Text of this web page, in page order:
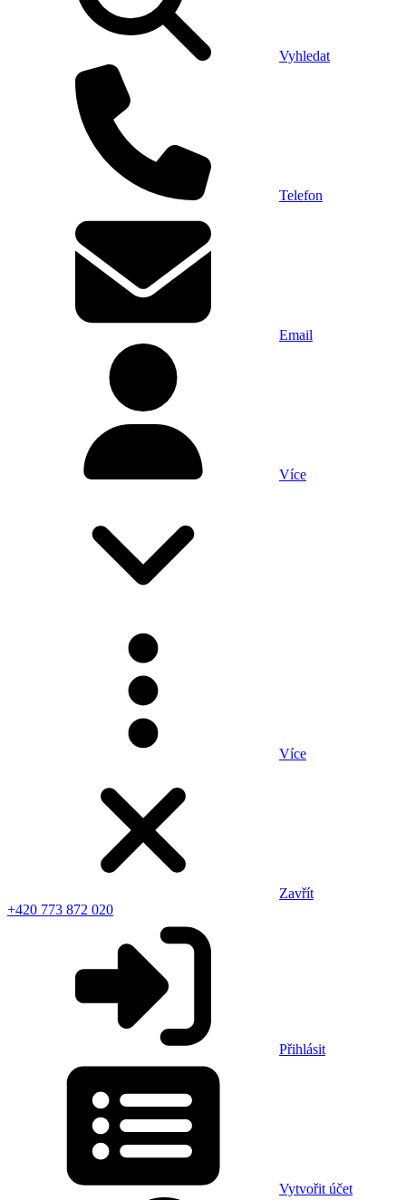
Vyhledat
Telefon
Email
Více
Více
Zavřít
+420 773 872 020
Přihlásit
Vytvořit účet